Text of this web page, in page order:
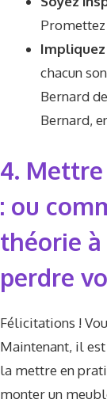
chacun
Bernard
Bernard,
4.
: ou
théorie
perdre
Félicitations !
Maintenant, il
la mettre en
monter un